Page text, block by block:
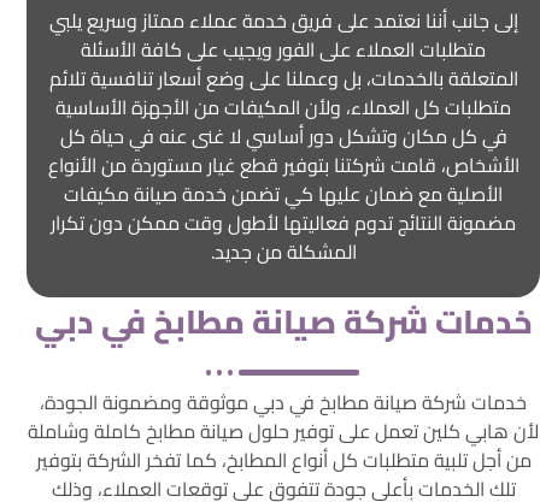
إلى جانب أننا نعتمد على فريق خدمة عملاء ممتاز وسريع يلبي
متطلبات العملاء على الفور ويجيب على كافة الأسئلة
المتعلقة بالخدمات، بل وعملنا على وضع أسعار تنافسية تلائم
متطلبات كل العملاء، ولأن المكيفات من الأجهزة الأساسية
في كل مكان وتشكل دور أساسي لا غنى عنه في حياة كل
الأشخاص، قامت شركتنا بتوفير قطع غيار مستوردة من الأنواع
الأصلية مع ضمان عليها كي تضمن خدمة صيانة مكيفات
مضمونة النتائج تدوم فعاليتها لأطول وقت ممكن دون تكرار
المشكلة من جديد.
خدمات شركة صيانة مطابخ في دبي
خدمات شركة صيانة مطابخ في دبي موثوقة ومضمونة الجودة،
لأن هابي كلين تعمل على توفير حلول صيانة مطابخ كاملة وشاملة
من أجل تلبية متطلبات كل أنواع المطابخ، كما تفخر الشركة بتوفير
تلك الخدمات بأعلى جودة تتفوق على توقعات العملاء، وذلك